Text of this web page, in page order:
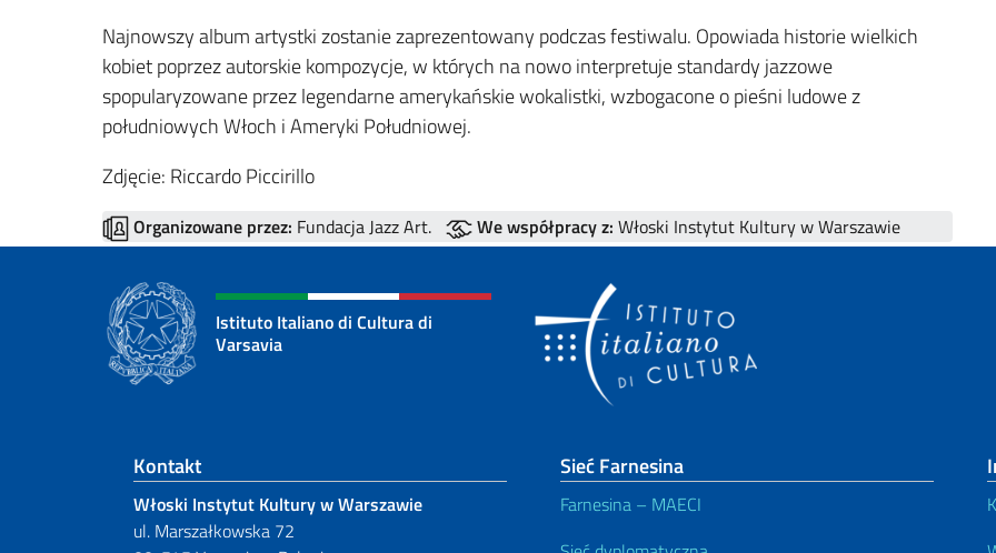
Najnowszy album artystki zostanie zaprezentowany podczas festiwalu. Opowiada historie wielkich
kobiet poprzez autorskie kompozycje, w których na nowo interpretuje standardy jazzowe
spopularyzowane przez legendarne amerykańskie wokalistki, wzbogacone o pieśni ludowe z
południowych Włoch i Ameryki Południowej.
Zdjęcie: Riccardo Piccirillo
Organizowane przez: Fundacja Jazz Art. We współpracy z: Włoski Instytut Kultury w Warszawie
Istituto Italiano di Cultura di
Varsavia
Footer section
Kontakt
Włoski Instytut Kultury w Warszawie
ul. Marszałkowska 72
Sieć Farnesina
Farnesina – MAECI